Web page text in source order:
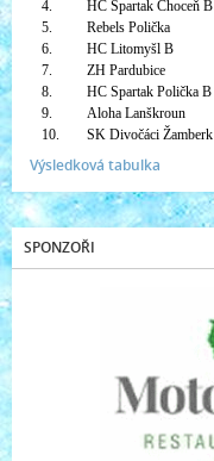
4.
HC Spartak Choceň B
5.
Rebels Polička
6.
HC Litomyšl B
7.
ZH Pardubice
8.
HC Spartak Polička B
9.
Aloha Lanškroun
10.
SK Divočáci Žamberk
Výsledková tabulka
SPONZOŘI